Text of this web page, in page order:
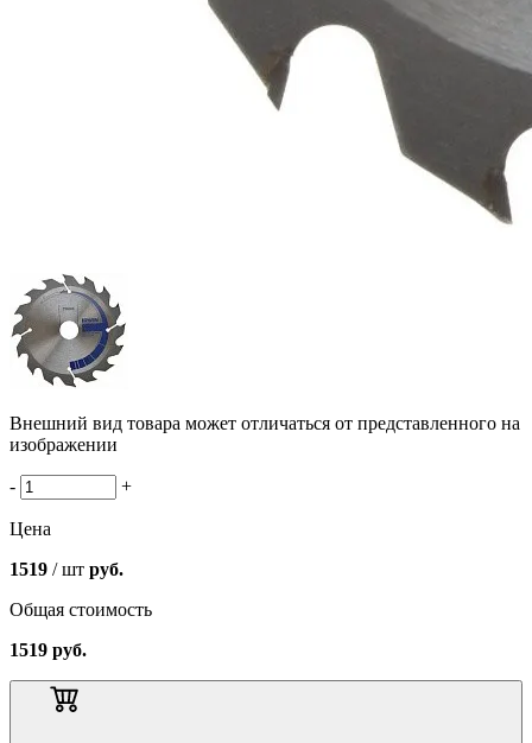
Внешний вид товара может отличаться от представленного на
изображении
- +
Цена
1519 / шт руб.
Общая стоимость
1519 руб.